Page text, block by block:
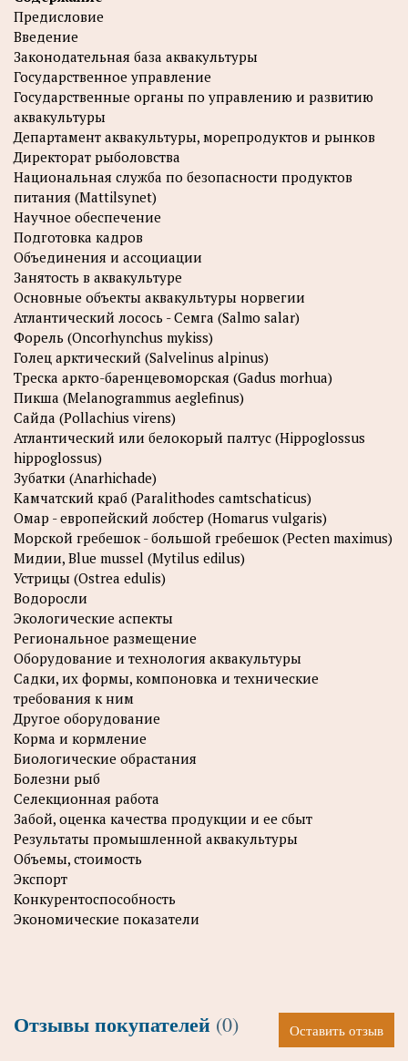
Предисловие
Введение
Законодательная база аквакультуры
Государственное управление
Государственные органы по управлению и развитию
аквакультуры
Департамент аквакультуры, морепродуктов и рынков
Директорат рыболовства
Национальная служба по безопасности продуктов
питания (Mattilsynet)
Научное обеспечение
Подготовка кадров
Объединения и ассоциации
Занятость в аквакультуре
Основные объекты аквакультуры норвегии
Атлантический лосось - Семга (Salmo salar)
Форель (Oncorhynchus mykiss)
Голец арктический (Salvelinus alpinus)
Треска аркто-баренцевоморская (Gadus morhua)
Пикша (Melanogrammus aeglefinus)
Сайда (Pollachius virens)
Атлантический или белокорый палтус (Hippoglossus
hippoglossus)
Зубатки (Anarhichade)
Камчатский краб (Paralithodes camtschaticus)
Омар - европейский лобстер (Homarus vulgaris)
Морской гребешок - большой гребешок (Pecten maximus)
Мидии, Blue mussel (Mytilus edilus)
Устрицы (Ostrea edulis)
Водоросли
Экологические аспекты
Региональное размещение
Оборудование и технология аквакультуры
Садки, их формы, компоновка и технические
требования к ним
Другое оборудование
Корма и кормление
Биологические обрастания
Болезни рыб
Селекционная работа
Забой, оценка качества продукции и ее сбыт
Результаты промышленной аквакультуры
Объемы, стоимость
Экспорт
Конкурентоспособность
Экономические показатели
Отзывы покупателей (0) Оставить отзыв